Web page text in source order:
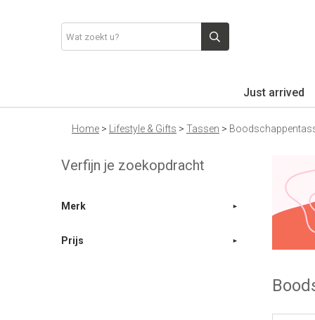
Just arrived
Home > Lifestyle & Gifts > Tassen >
Verfijn je zoekopdracht
Merk
Prijs